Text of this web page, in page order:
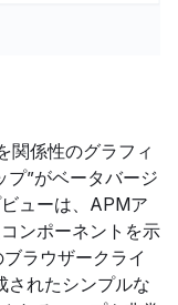
関係性のグラフィ
プ”がベータバージ
ューは、APMア
ンポーネントを示
ラウザークライ
されたシンプルな